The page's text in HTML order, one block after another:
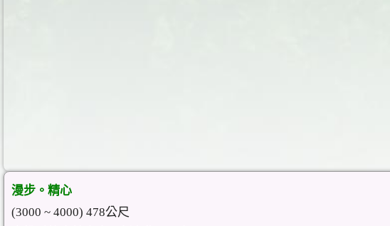
漫步。精心
(3000 ~ 4000) 478公尺